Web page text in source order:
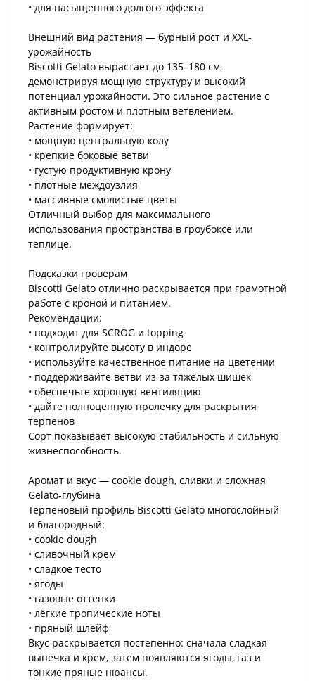
• для насыщенного долгого эффекта
Внешний вид растения — бурный рост и XXL-
урожайность
Biscotti Gelato вырастает до 135–180 см,
демонстрируя мощную структуру и высокий
потенциал урожайности. Это сильное растение с
активным ростом и плотным ветвлением.
Растение формирует:
• мощную центральную колу
• крепкие боковые ветви
• густую продуктивную крону
• плотные междоузлия
• массивные смолистые цветы
Отличный выбор для максимального
использования пространства в гроубоксе или
теплице.
Подсказки гроверам
Biscotti Gelato отлично раскрывается при грамотной
работе с кроной и питанием.
Рекомендации:
• подходит для SCROG и topping
• контролируйте высоту в индоре
• используйте качественное питание на цветении
• поддерживайте ветви из-за тяжёлых шишек
• обеспечьте хорошую вентиляцию
• дайте полноценную пролечку для раскрытия
терпенов
Сорт показывает высокую стабильность и сильную
жизнеспособность.
Аромат и вкус — cookie dough, сливки и сложная
Gelato-глубина
Терпеновый профиль Biscotti Gelato многослойный
и благородный:
• cookie dough
• сливочный крем
• сладкое тесто
• ягоды
• газовые оттенки
• лёгкие тропические ноты
• пряный шлейф
Вкус раскрывается постепенно: сначала сладкая
выпечка и крем, затем появляются ягоды, газ и
тонкие пряные нюансы.